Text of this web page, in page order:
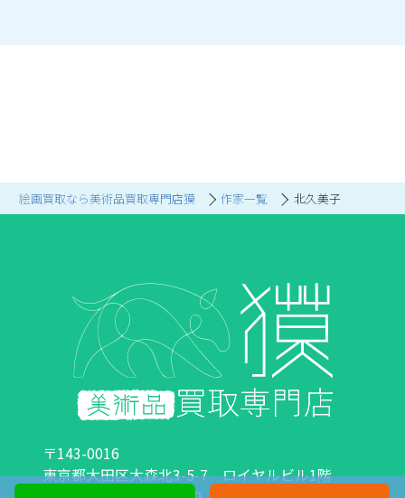
絵画買取なら美術品買取専門店獏 作家一覧 北久美子
〒143-0016
東京都大田区大森北3-5-7 ロイヤルビル1階